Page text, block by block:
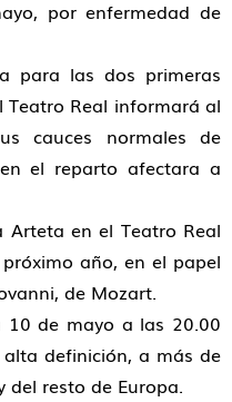
por enfermedad de
para las dos primeras
Real informará al
cauces normales de
el reparto afectara a
Arteta en el Teatro Real
año, en el papel
de Mozart.
10 de mayo a las 20.00
definición, a más de
del resto de Europa.